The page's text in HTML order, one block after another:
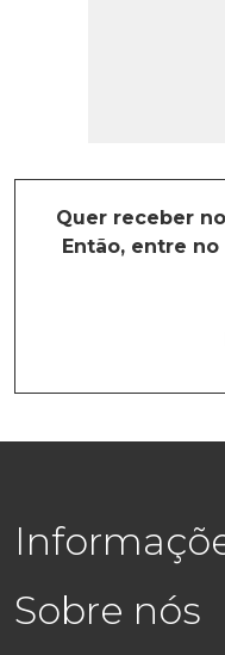
Quer receber
Então, entre
Sobre nós